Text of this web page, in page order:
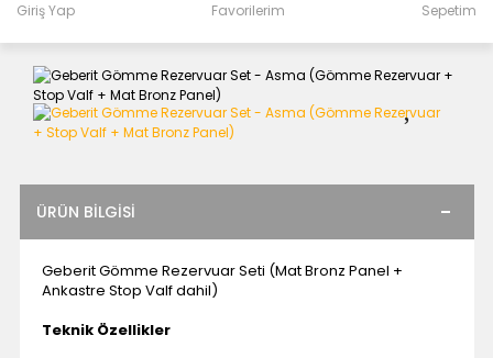
Giriş Yap Favorilerim Sepetim
ÜRÜN BILGISI
Geberit Gömme Rezervuar Seti (Mat Bronz Panel +
Ankastre Stop Valf dahil)
Teknik Özellikler